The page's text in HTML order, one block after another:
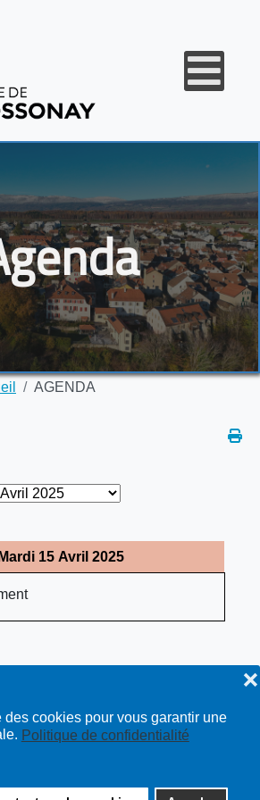
cookies pour vous garantir une
Politique de confidentialité
❌
AGENDA
Mardi 15 Avril 2025
- tous droits réservés | site :